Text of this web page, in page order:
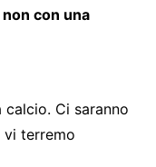
con una
calcio. Ci saranno
terremo